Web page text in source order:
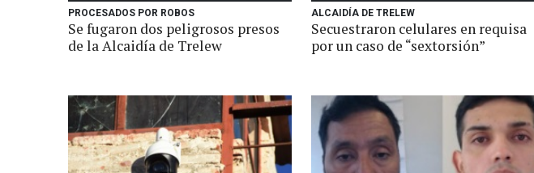
PROCESADOS POR ROBOS
Se fugaron dos peligrosos presos
de la Alcaidía de Trelew
ALCAIDÍA DE TRELEW
Secuestraron celulares en requisa
por un caso de “sextorsión”